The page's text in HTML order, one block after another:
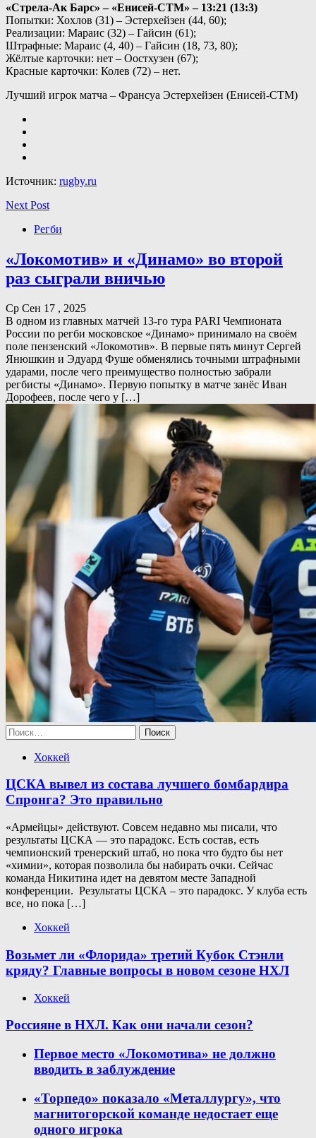
«Стрела-Ак Барс» – «Енисей-СТМ» – 13:21 (13:3)
Попытки: Хохлов (31) – Эстерхейзен (44, 60);
Реализации: Мараис (32) – Гайсин (61);
Штрафные: Мараис (4, 40) – Гайсин (18, 73, 80);
Жёлтые карточки: нет – Оостхузен (67);
Красные карточки: Колев (72) – нет.
Лучший игрок матча – Франсуа Эстерхейзен (Енисей-СТМ)
Источник: rugby.ru
Next Post
Регби
«Локомотив» и «Динамо» во второй
раз сыграли вничью
Ср Сен 17 , 2025
В одном из главных матчей 13-го тура PARI Чемпионата
России по регби московское «Динамо» принимало на своём
поле пензенский «Локомотив». В первые пять минут Сергей
Янюшкин и Эдуард Фуше обменялись точными штрафными
ударами, после чего преимущество полностью забрали
регбисты «Динамо». Первую попытку в матче занёс Иван
Дорофеев, после чего у […]
Найти:
Хоккей
ЦСКА вывел из состава лучшего бомбардира
Спронга? Это правильно
«Армейцы» действуют. Совсем недавно мы писали, что
результаты ЦСКА — это парадокс. Есть состав, есть
чемпионский тренерский штаб, но пока что будто бы нет
«химии», которая позволила бы набирать очки. Сейчас
команда Никитина идет на девятом месте Западной
конференции. Результаты ЦСКА – это парадокс. У клуба есть
все, но пока […]
Хоккей
Возьмет ли «Флорида» третий Кубок Стэнли
кряду? Главные вопросы в новом сезоне НХЛ
Хоккей
Россияне в НХЛ. Как они начали сезон?
Первое место «Локомотива» не должно
вводить в заблуждение
«Торпедо» показало «Металлургу», что
магнитогорской команде недостает еще
одного игрока